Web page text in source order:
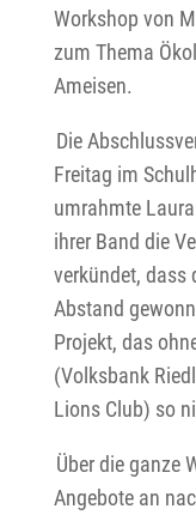
Workshop von
zum Thema
Ameisen.
Die
Freitag im
umrahmte
ihrer Band die
verkündet, dass
Abstand
Projekt, das
(Volksbank
Lions Club) so
Über die ganze
Angebote an